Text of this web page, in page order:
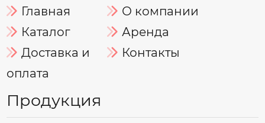
Главная
О компании
Каталог
Аренда
Доставка и
оплата
Контакты
Продукция